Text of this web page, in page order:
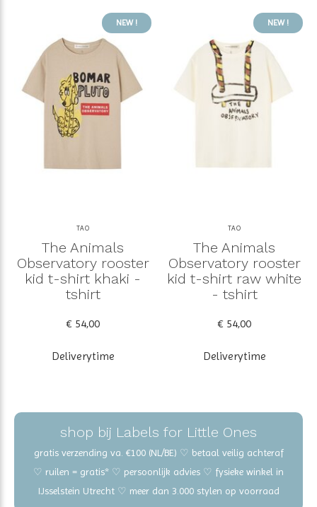
NEW !
TAO
The Animals
Observatory rooster
kid t-shirt khaki -
tshirt
€ 54,00
Deliverytime
NEW !
TAO
The Animals
Observatory rooster
kid t-shirt raw white
- tshirt
€ 54,00
Deliverytime
shop bij Labels for Little Ones
gratis verzending va. €100 (NL/BE) ♡ betaal veilig achteraf
♡ ruilen = gratis* ♡ persoonlijk advies ♡ fysieke winkel in
IJsselstein Utrecht ♡ meer dan 3.000 stylen op voorraad